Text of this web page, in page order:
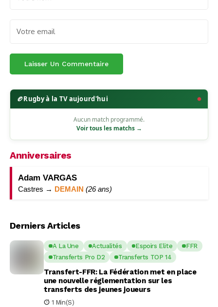
🏉Rugby à la TV aujourd'hui
Aucun match programmé.
Voir tous les matchs →
Anniversaires
Adam VARGAS
Castres → DEMAIN (26 ans)
Derniers Articles
A La Une Actualités Espoirs Elite
FFR
Transferts Pro D2
Transferts TOP 14
Transfert-FFR: La Fédération met en place
une nouvelle réglementation sur les
transferts des jeunes joueurs
1 Min(s)